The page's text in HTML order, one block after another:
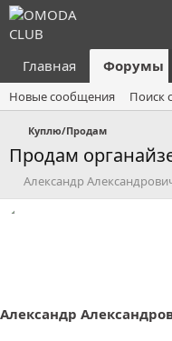
Главная Форумы
Новые сообщения Поиск
Куплю/Продам
Продам
А
в
ы
Александр
Александр